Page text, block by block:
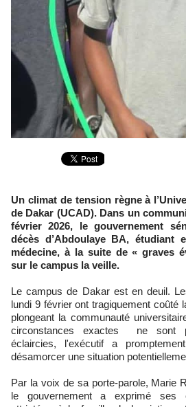
Un climat de tension règne à l’Université Cheikh Anta Diop
de Dakar (UCAD). Dans un
février 2026, le gouvernement
décès d’Abdoulaye BA, étudiant
médecine, à la suite de « graves
sur le campus la veille.
​Le campus de Dakar est en deuil.
lundi 9 février ont tragiquement coûté
plongeant la communauté
circonstances exactes ne sont
éclaircies, l'exécutif a
désamorcer une situation
​Par la voix de sa porte-parole, Marie
le gouvernement a exprimé ses